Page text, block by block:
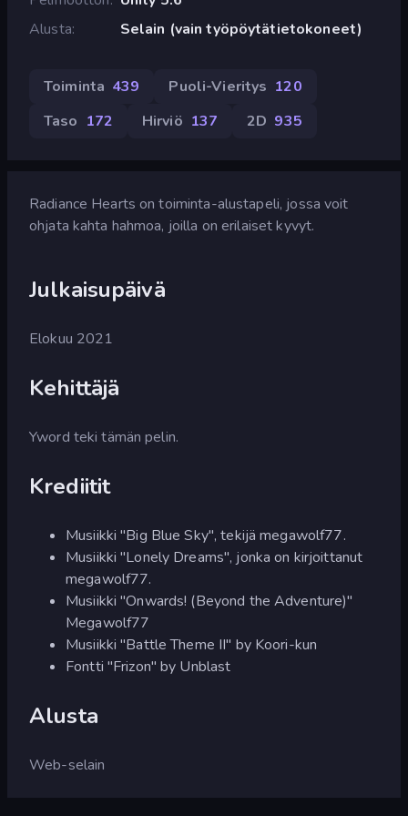
Alusta
Selain (vain työpöytätietokoneet)
Toiminta 439 Puoli-Vieritys 120
Taso 172 Hirviö 137 2D 935
Radiance Hearts on toiminta-alustapeli, jossa voit
ohjata kahta hahmoa, joilla on erilaiset kyvyt.
Julkaisupäivä
Elokuu 2021
Kehittäjä
Yword teki tämän pelin.
Krediitit
Musiikki "Big Blue Sky", tekijä megawolf77.
Musiikki "Lonely Dreams", jonka on kirjoittanut
megawolf77.
Musiikki "Onwards! (Beyond the Adventure)"
Megawolf77
Musiikki "Battle Theme II" by Koori-kun
Fontti "Frizon" by Unblast
Alusta
Web-selain